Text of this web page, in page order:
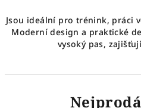
Jsou ideální pro trénink, práci
Moderní design a praktické
vysoký pas,